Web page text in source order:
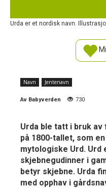
Urda er et nordisk navn.
Navn Jentenavn
Av Babyverden 730
Urda ble tatt i bruk
på 1800-tallet, som
mytologiske Urd. Urd
skjebnegudinner i
betyr skjebne. Urda
med opphav i